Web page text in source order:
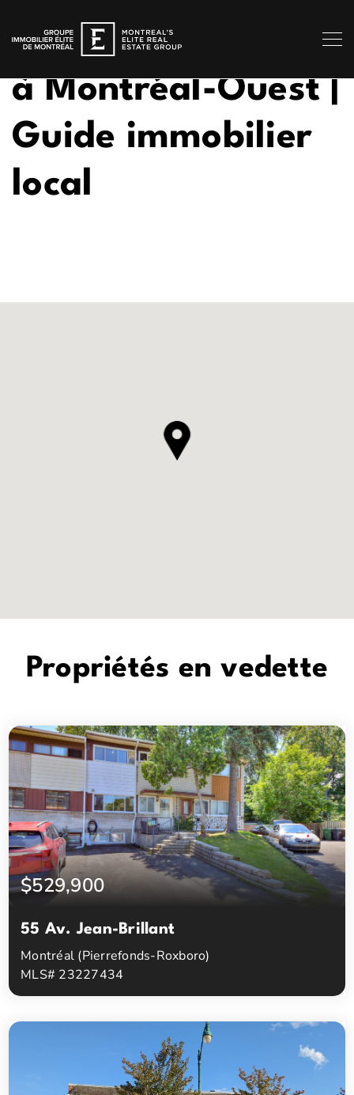
Maisons à vendre
à Montréal-Ouest |
Guide immobilier
local
Propriétés en vedette
$529,900
55 Av. Jean-Brillant
Montréal (Pierrefonds-Roxboro)
MLS# 23227434
Chambres à coucher
Salles de bain